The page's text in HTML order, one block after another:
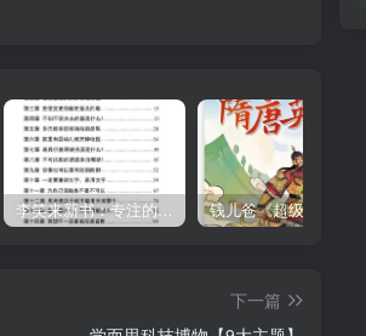
李笑来新书：专注的真相 [PDF]
下一篇